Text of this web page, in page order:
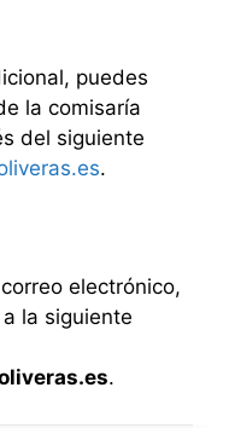
puedes
la comisaría
del siguiente
.
electrónico,
la siguiente
.